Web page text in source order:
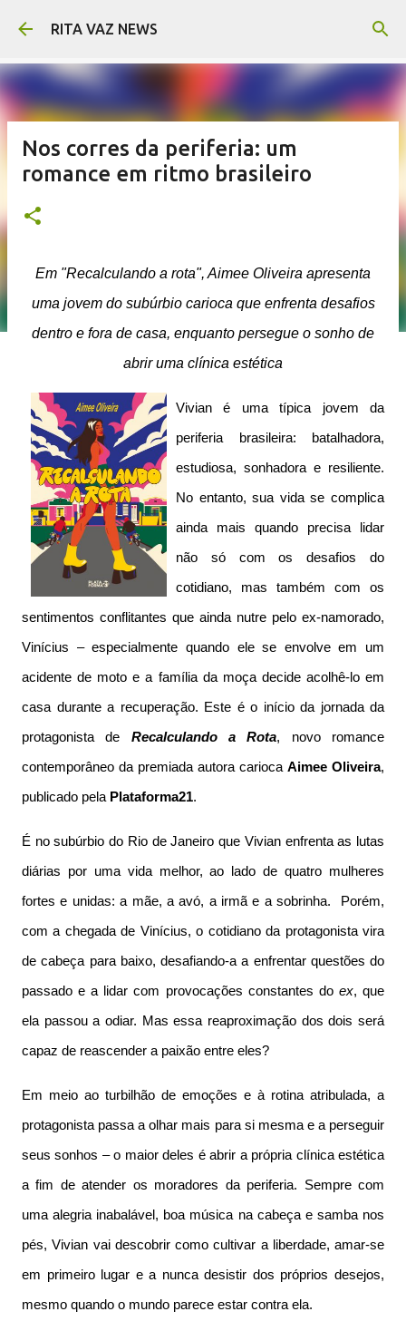
Pular para o conteúdo principal
RITA VAZ NEWS
Nos corres da periferia: um
romance em ritmo brasileiro
Em "Recalculando a rota", Aimee Oliveira apresenta
uma jovem do subúrbio carioca que enfrenta desafios
dentro e fora de casa, enquanto persegue o sonho de
abrir uma clínica estética
Vivian é uma típica jovem da
periferia brasileira: batalhadora,
estudiosa, sonhadora e resiliente.
No entanto, sua vida se complica
ainda mais quando precisa lidar
não só com os desafios do
cotidiano, mas também com os
sentimentos conflitantes que ainda nutre pelo ex-namorado,
Vinícius – especialmente quando ele se envolve em um
acidente de moto e a família da moça decide acolhê-lo em
casa durante a recuperação. Este é o início da jornada da
protagonista de Recalculando a Rota, novo romance
contemporâneo da premiada autora carioca Aimee Oliveira,
publicado pela Plataforma21.
É no subúrbio do Rio de Janeiro que Vivian enfrenta as lutas
diárias por uma vida melhor, ao lado de quatro mulheres
fortes e unidas: a mãe, a avó, a irmã e a sobrinha. Porém,
com a chegada de Vinícius, o cotidiano da protagonista vira
de cabeça para baixo, desafiando-a a enfrentar questões do
passado e a lidar com provocações constantes do ex, que
ela passou a odiar. Mas essa reaproximação dos dois será
capaz de reascender a paixão entre eles?
Em meio ao turbilhão de emoções e à rotina atribulada, a
protagonista passa a olhar mais para si mesma e a perseguir
seus sonhos – o maior deles é abrir a própria clínica estética
a fim de atender os moradores da periferia. Sempre com
uma alegria inabalável, boa música na cabeça e samba nos
pés, Vivian vai descobrir como cultivar a liberdade, amar-se
em primeiro lugar e a nunca desistir dos próprios desejos,
mesmo quando o mundo parece estar contra ela.